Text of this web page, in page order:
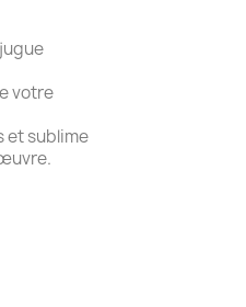
votre
et sublime